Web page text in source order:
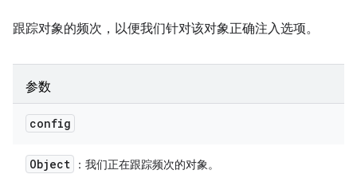
跟踪对象的频次，以便我们针对该对象正确注入选项。
参数
config
Object ：我们正在跟踪频次的对象。